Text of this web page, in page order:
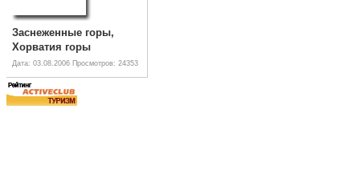
Заснеженные горы,
Хорватия горы
Дата: 03.08.2006 Просмотров: 24353